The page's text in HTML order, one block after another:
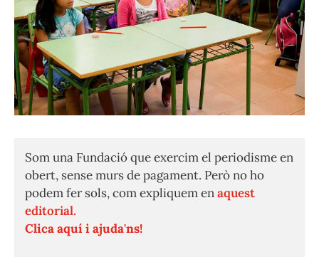
Som una Fundació que exercim el periodisme en
obert, sense murs de pagament. Però no ho
podem fer sols, com expliquem enaquest
editorial.
Clica aquí i ajuda'ns!